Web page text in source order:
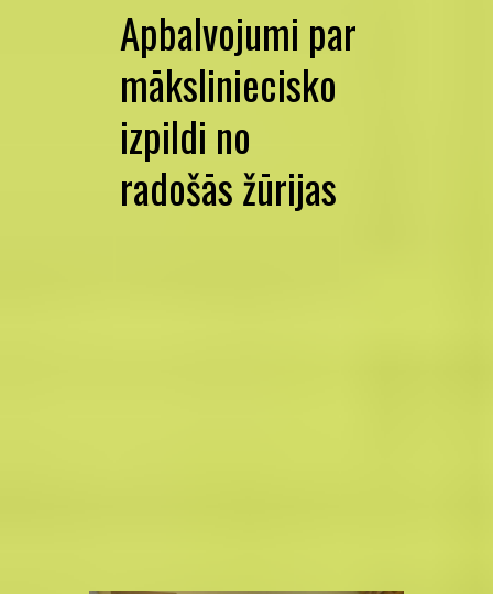
Apbalvojumi par
māksliniecisko
izpildi no
radošās žūrijas